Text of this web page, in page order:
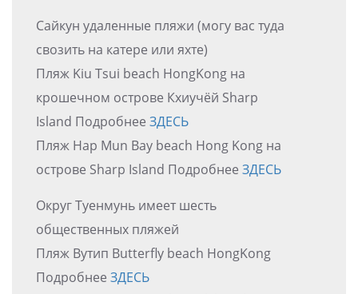
Сайкун удаленные пляжи (могу вас туда
свозить на катере или яхте)
Пляж Kiu Tsui beach HongKong на
крошечном острове Кхиучёй Sharp
Island Подробнее ЗДЕСЬ
Пляж Hap Mun Bay beach Hong Kong на
острове Sharp Island Подробнее ЗДЕСЬ
Округ Туенмунь имеет шесть
общественных пляжей
Пляж Вутип Butterfly beach HongKong
Подробнее ЗДЕСЬ